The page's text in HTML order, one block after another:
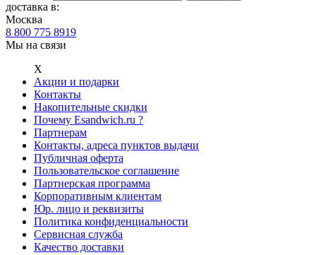
доставка в:
Москва
8 800 775 8919
Мы на связи
Х
Акции и подарки
Контакты
Накопительные скидки
Почему Esandwich.ru ?
Партнерам
Контакты, адреса пунктов выдачи
Публичная оферта
Пользовательское соглашение
Партнерская программа
Корпоративным клиентам
Юр. лицо и реквизиты
Политика конфиденциальности
Сервисная служба
Качество доставки